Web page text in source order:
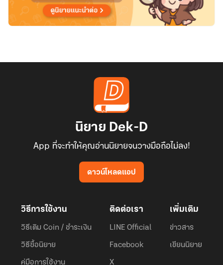
นิยาย Dek-D
App ที่จะทำให้คุณอ่านนิยายจนวางมือถือไม่ลง!
ดาวน์โหลดแอป
วิธีการใช้งาน
วิธีเติม Coin / ชำระเงิน
วิธีซื้อนิยาย
คู่มือการใช้งาน
ติดต่อเรา
LINE Official
Facebook
X
เพิ่มเติม
ข่าวสาร
เขียนนิยาย